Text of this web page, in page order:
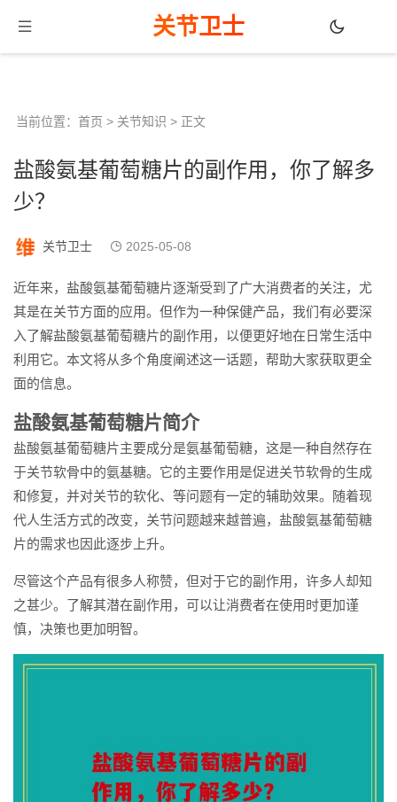
关节卫士
当前位置： 首页 > 关节知识 > 正文
盐酸氨基葡萄糖片的副作用，你了解多
少？
关节卫士 2025-05-08
近年来，盐酸氨基葡萄糖片逐渐受到了广大消费者的关注，尤
其是在关节方面的应用。但作为一种保健产品，我们有必要深
入了解盐酸氨基葡萄糖片的副作用，以便更好地在日常生活中
利用它。本文将从多个角度阐述这一话题，帮助大家获取更全
面的信息。
盐酸氨基葡萄糖片简介
盐酸氨基葡萄糖片主要成分是氨基葡萄糖，这是一种自然存在
于关节软骨中的氨基糖。它的主要作用是促进关节软骨的生成
和修复，并对关节的软化、等问题有一定的辅助效果。随着现
代人生活方式的改变，关节问题越来越普遍，盐酸氨基葡萄糖
片的需求也因此逐步上升。
尽管这个产品有很多人称赞，但对于它的副作用，许多人却知
之甚少。了解其潜在副作用，可以让消费者在使用时更加谨
慎，决策也更加明智。